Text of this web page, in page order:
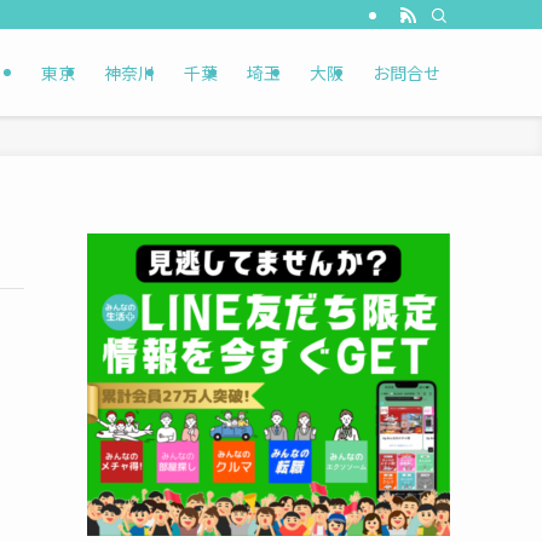
東京 神奈川 千葉 埼玉 大阪 お問合せ